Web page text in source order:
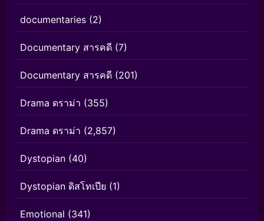
documentaries (2)
Documentary สารคดี (7)
Documentary สารคดี (201)
Drama ดราม่า (355)
Drama ดราม่า (2,857)
Dystopian (40)
Dystopian ดิสโทเปีย (1)
Emotional (341)